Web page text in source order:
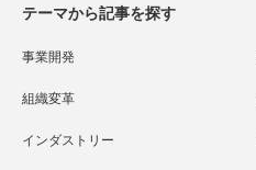
テーマから記事を探す
事業開発
組織変革
インダストリー